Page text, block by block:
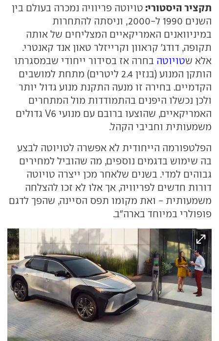
תקציר היסטורי: טויוטה פריוויה נמכרה בעולם בין
השנים 1990 ל-2000, וניסתה להתחרות
במיניוואנים האמריקאיים המצליחים של אותה
תקופה, דודג' קראוון וקרייזלר טאון אנד קאנטרי.
אלא שטויוטה בחרה אז בסידור ייחודי שבמסגרתו
הותקן המנוע (בנזין 2.4 ליטרים) מתחת למושבים
הקדמיים. בחירה זו מנעה התקנת מנוע גדול יותר
ולכן נכשלו היפנים בהתמודדות מול המתחרים
האמריקאיים, שהוצעו ברובם עם מנועי V6 גדולים
משמעותית וחביבי הקהל.
הפלטפורמה הייחודית לא אפשרה לטויוטה לבצע
בה שימוש בדגמים נוספים, מה שהוביל למחירים
גבוהים למדי. בשנים שלאחר מכן ייצרה טויוטה
דורות חדשים לפריוויה, אך אלו לא זכו להצלחה
משמעותית - ואת מקומו תפס הסיינה, שהפך לדגם
פופולרי במיוחד בארה"ב.